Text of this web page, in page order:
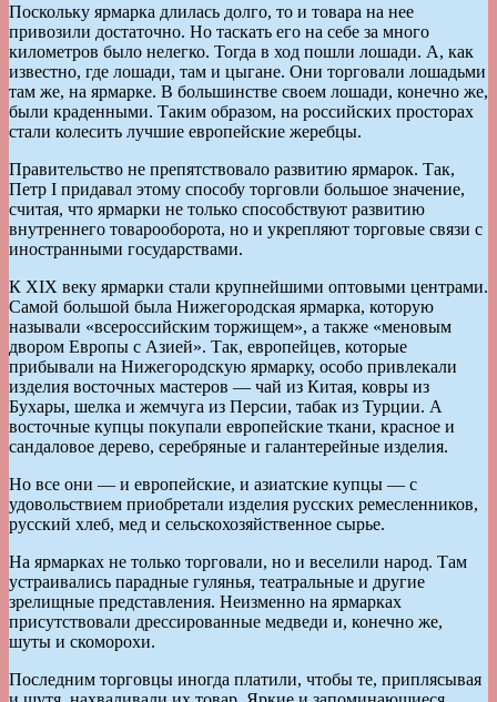
Поскольку ярмарка длилась долго, то и товара на нее
привозили достаточно. Но таскать его на себе за много
километров было нелегко. Тогда в ход пошли лошади. А, как
известно, где лошади, там и цыгане. Они торговали лошадьми
там же, на ярмарке. В большинстве своем лошади, конечно же,
были краденными. Таким образом, на российских просторах
стали колесить лучшие европейские жеребцы.
Правительство не препятствовало развитию ярмарок. Так,
Петр I придавал этому способу торговли большое значение,
считая, что ярмарки не только способствуют развитию
внутреннего товарооборота, но и укрепляют торговые связи с
иностранными государствами.
К XIX веку ярмарки стали крупнейшими оптовыми центрами.
Самой большой была Нижегородская ярмарка, которую
называли «всероссийским торжищем», а также «меновым
двором Европы с Азией». Так, европейцев, которые
прибывали на Нижегородскую ярмарку, особо привлекали
изделия восточных мастеров — чай из Китая, ковры из
Бухары, шелка и жемчуга из Персии, табак из Турции. А
восточные купцы покупали европейские ткани, красное и
сандаловое дерево, серебряные и галантерейные изделия.
Но все они — и европейские, и азиатские купцы — с
удовольствием приобретали изделия русских ремесленников,
русский хлеб, мед и сельскохозяйственное сырье.
На ярмарках не только торговали, но и веселили народ. Там
устраивались парадные гулянья, театральные и другие
зрелищные представления. Неизменно на ярмарках
присутствовали дрессированные медведи и, конечно же,
шуты и скоморохи.
Последним торговцы иногда платили, чтобы те, приплясывая